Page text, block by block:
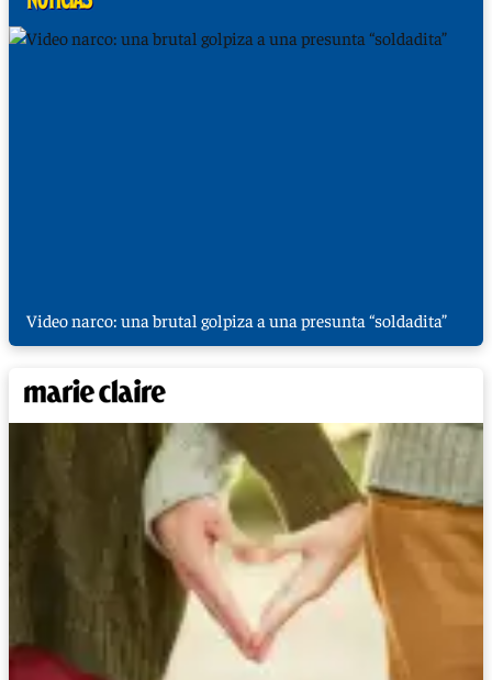
Video narco: una brutal golpiza a una presunta “soldadita”